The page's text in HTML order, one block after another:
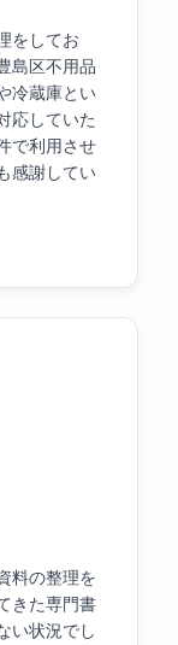
をしてお
島区不用品
冷蔵庫とい
応していた
で利用させ
感謝してい
料の整理を
きた専門書
い状況でし